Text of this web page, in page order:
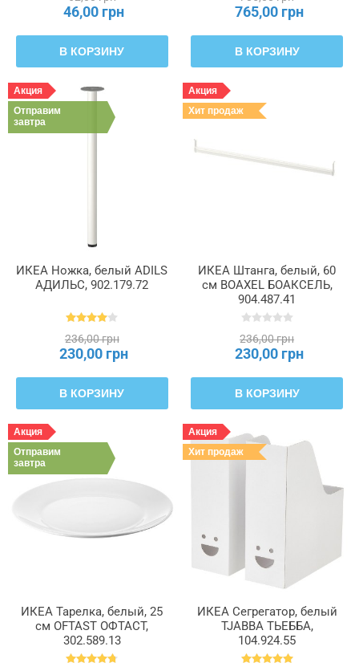
46,00 грн
В КОРЗИНУ
765,00 грн
В КОРЗИНУ
Акция
Отправим
завтра
ИКЕА Ножка, белый ADILS
АДИЛЬС, 902.179.72
236,00 грн
230,00 грн
В КОРЗИНУ
Акция
Хит продаж
ИКЕА Штанга, белый, 60
см BOAXEL БОАКСЕЛЬ,
904.487.41
236,00 грн
230,00 грн
В КОРЗИНУ
Акция
Отправим
завтра
ИКЕА Тарелка, белый, 25
см OFTAST ОФТАСТ,
302.589.13
Акция
Хит продаж
ИКЕА Сегрегатор, белый
TJABBA ТЬЕББА,
104.924.55